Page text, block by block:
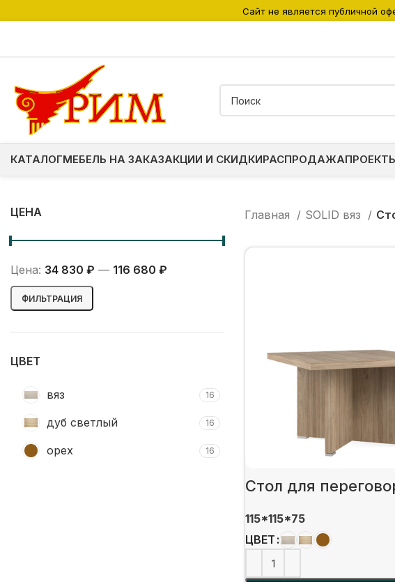
КАТАЛОГМЕБЕЛЬ НА ЗАКАЗАКЦИИ И СКИДКИРАСПРОДАЖА
ЦЕНА
Минимальная
цена
Максимальная
цена
ФИЛЬТРАЦИЯ
Цена: 34 830 ₽ — 116 680 ₽
ЦВЕТ
вяз 16
дуб светлый 16
орех 16
Главная SOLID вяз
Стол для
115*115*75
ЦВЕТ
Сайт не является публичной